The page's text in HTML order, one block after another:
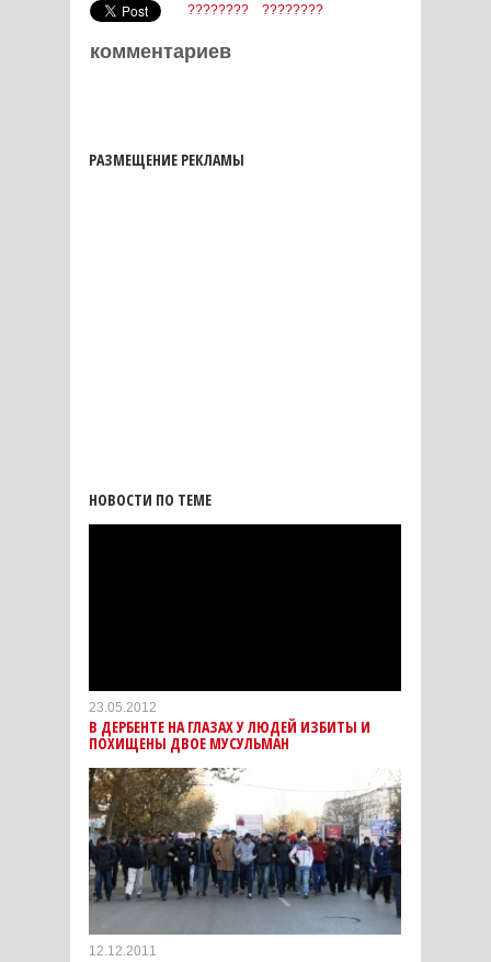
???????? ????????
комментариев
РАЗМЕЩЕНИЕ РЕКЛАМЫ
НОВОСТИ ПО ТЕМЕ
23.05.2012
В ДЕРБЕНТЕ НА ГЛАЗАХ У ЛЮДЕЙ ИЗБИТЫ И
ПОХИЩЕНЫ ДВОЕ МУСУЛЬМАН
12.12.2011